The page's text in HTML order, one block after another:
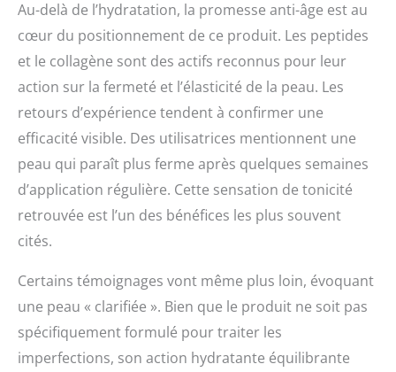
Au-delà de l’hydratation, la promesse anti-âge est au
cœur du positionnement de ce produit. Les peptides
et le collagène sont des actifs reconnus pour leur
action sur la fermeté et l’élasticité de la peau. Les
retours d’expérience tendent à confirmer une
efficacité visible. Des utilisatrices mentionnent une
peau qui paraît plus ferme après quelques semaines
d’application régulière. Cette sensation de tonicité
retrouvée est l’un des bénéfices les plus souvent
cités.
Certains témoignages vont même plus loin, évoquant
une peau « clarifiée ». Bien que le produit ne soit pas
spécifiquement formulé pour traiter les
imperfections, son action hydratante équilibrante